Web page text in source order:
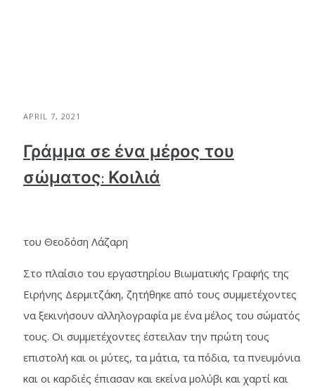
APRIL 7, 2021
Γράμμα σε ένα μέρος του
σώματος: Κοιλιά
του Θεοδόση Λάζαρη
Στο πλαίσιο του εργαστηρίου Βιωματικής Γραφής της
Ειρήνης Δερμιτζάκη, ζητήθηκε από τους συμμετέχοντες
να ξεκινήσουν αλληλογραφία με ένα μέλος του σώματός
τους. Οι συμμετέχοντες έστειλαν την πρώτη τους
επιστολή και οι μύτες, τα μάτια, τα πόδια, τα πνευμόνια
και οι καρδιές έπιασαν και εκείνα μολύβι και χαρτί και